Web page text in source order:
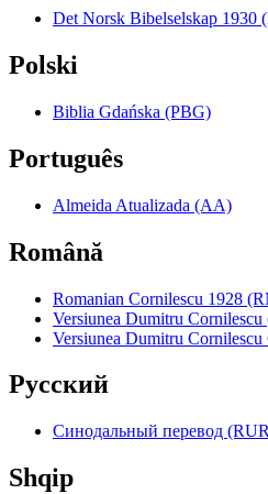
Det Norsk Bibelselskap 1930
Polski
Biblia Gdańska (PBG)
Português
Almeida Atualizada (AA)
Română
Romanian Cornilescu 1928
Versiunea Dumitru
Versiunea Dumitru
Pyccкий
Синодальный перевод
Shqip